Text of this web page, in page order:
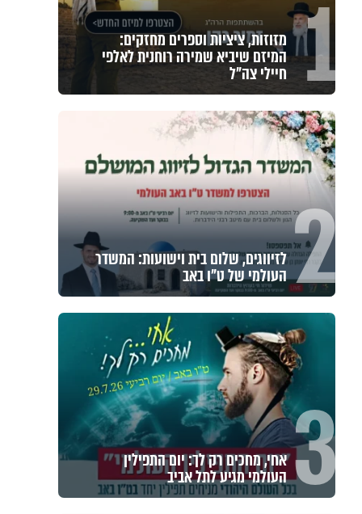
1 מזוזות, ציציות וספרים מחזקים:
המיזם שיביא שמירה רוחנית לאלפי
חיילי צה"ל
2 לזיווגים, שלום בית וישועות: המשדר
העולמי של ט"ו באב
3 אחי, מחכים רק לך: יום התפילין
העולמי מגיע לתל אביב